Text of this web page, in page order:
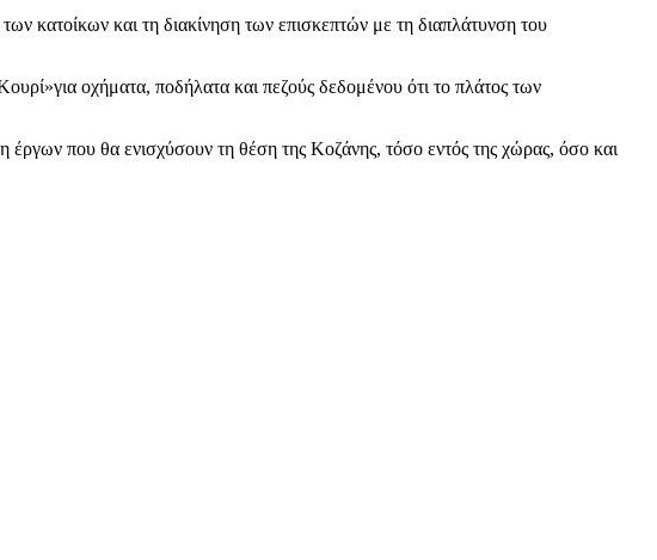
κατοίκων και τη διακίνηση των επισκεπτών με τη διαπλάτυνση του
για οχήματα, ποδήλατα και πεζούς δεδομένου ότι το πλάτος των
έργων που θα ενισχύσουν τη θέση της Κοζάνης, τόσο εντός της χώρας, όσο και